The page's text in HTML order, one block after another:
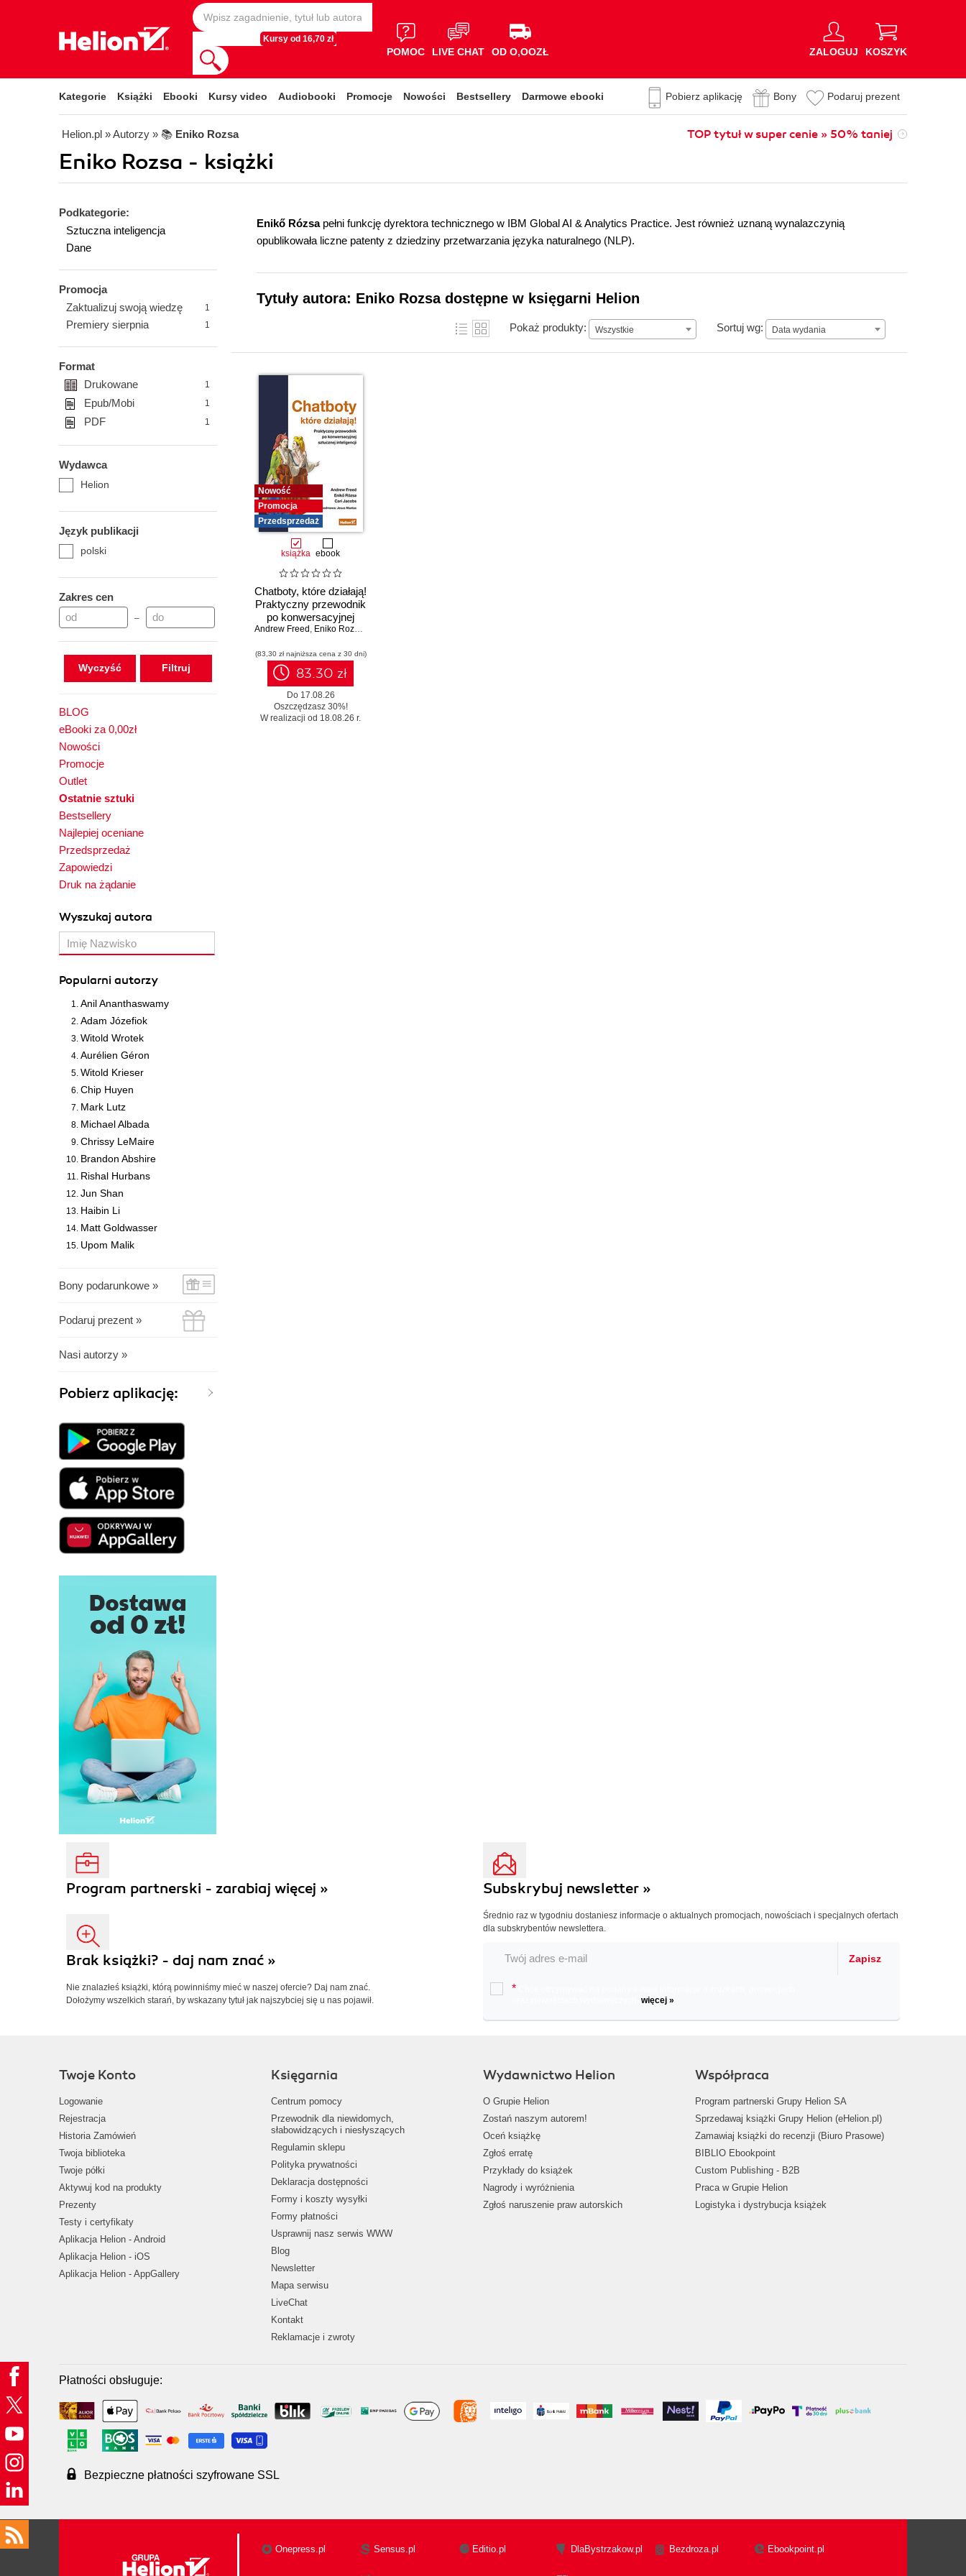
Kursy od 16,70 zł
POMOC LIVE CHAT OD O,OOZŁ ZALOGUJ KOSZYK
Kategorie Książki Ebooki Kursy video Audiobooki Promocje Nowości Bestsellery Darmowe ebooki Pobierz aplikację Bony Podaruj prezent
Helion.pl » Autorzy » 📚 Eniko Rozsa TOP tytuł w super cenie » 50% taniej
Eniko Rozsa - książki
Podkategorie:
Sztuczna inteligencja
Dane
Promocja
Zaktualizuj swoją wiedzę
1
Premiery sierpnia 1
Format
Drukowane
1
Epub/Mobi 1
PDF 1
Wydawca
Helion
Język publikacji
polski
Zakres cen
–
Wyczyść
BLOG
eBooki za 0,00zł
Nowości
Promocje
Outlet
Ostatnie sztuki
Bestsellery
Najlepiej oceniane
Przedsprzedaż
Zapowiedzi
Druk na żądanie
Wyszukaj autora
Popularni autorzy
Anil Ananthaswamy
Adam Józefiok
Witold Wrotek
Aurélien Géron
Witold Krieser
Chip Huyen
Mark Lutz
Michael Albada
Chrissy LeMaire
Brandon Abshire
Rishal Hurbans
Jun Shan
Haibin Li
Matt Goldwasser
Upom Malik
Bony podarunkowe »
Podaruj prezent »
Nasi autorzy »
Pobierz aplikację:
Enikő Rózsapełni funkcję dyrektora technicznego w IBM Global AI & Analytics Practice. Jest również uznaną wynalazczynią
opublikowała liczne patenty z dziedziny przetwarzania języka naturalnego (NLP).
Tytuły autora: Eniko Rozsa dostępne w księgarni Helion
Pokaż produkty: Wszystkie Sortuj wg: Data wydania
Data wydania
Nowość
Promocja
Przedsprzedaż
książka ebook
Chatboty, które działają!
Praktyczny przewodnik
po konwersacyjnej
sztucznej inteligencji
Andrew Freed , Eniko Rozsa
(83,30 zł najniższa cena z 30 dni)
83.30 zł
Do 17.08.26
Oszczędzasz 30%!
W realizacji od 18.08.26 r.
Program partnerski - zarabiaj więcej »
Brak książki? - daj nam znać »
Nie znalazłeś książki, którą powinniśmy mieć w naszej ofercie? Daj nam znać.
Dołożymy wszelkich starań, by wskazany tytuł jak najszybciej się u nas pojawił.
Subskrybuj newsletter »
Średnio raz w tygodniu dostaniesz informacje o aktualnych promocjach, nowościach i specjalnych ofertach
dla subskrybentów newslettera.
Zapisz
*
więcej »
Twoje Konto
Logowanie
Rejestracja
Historia Zamówień
Twoja biblioteka
Twoje półki
Aktywuj kod na produkty
Prezenty
Testy i certyfikaty
Aplikacja Helion - Android
Aplikacja Helion - iOS
Aplikacja Helion - AppGallery
Księgarnia
Centrum pomocy
Przewodnik dla niewidomych,
słabowidzących i niesłyszących
Regulamin sklepu
Polityka prywatności
Deklaracja dostępności
Formy i koszty wysyłki
Formy płatności
Usprawnij nasz serwis WWW
Blog
Newsletter
Mapa serwisu
LiveChat
Kontakt
Reklamacje i zwroty
Wydawnictwo Helion
O Grupie Helion
Zostań naszym autorem!
Oceń książkę
Zgłoś erratę
Przykłady do książek
Nagrody i wyróżnienia
Zgłoś naruszenie praw autorskich
Współpraca
Program partnerski Grupy Helion SA
Sprzedawaj książki Grupy Helion (eHelion.pl)
Zamawiaj książki do recenzji (Biuro Prasowe)
BIBLIO Ebookpoint
Custom Publishing - B2B
Praca w Grupie Helion
Logistyka i dystrybucja książek
Płatności obsługuje:
Bezpieczne płatności szyfrowane SSL
Onepress.pl Sensus.pl Editio.pl DlaBystrzakow.pl Bezdroza.pl Ebookpoint.pl